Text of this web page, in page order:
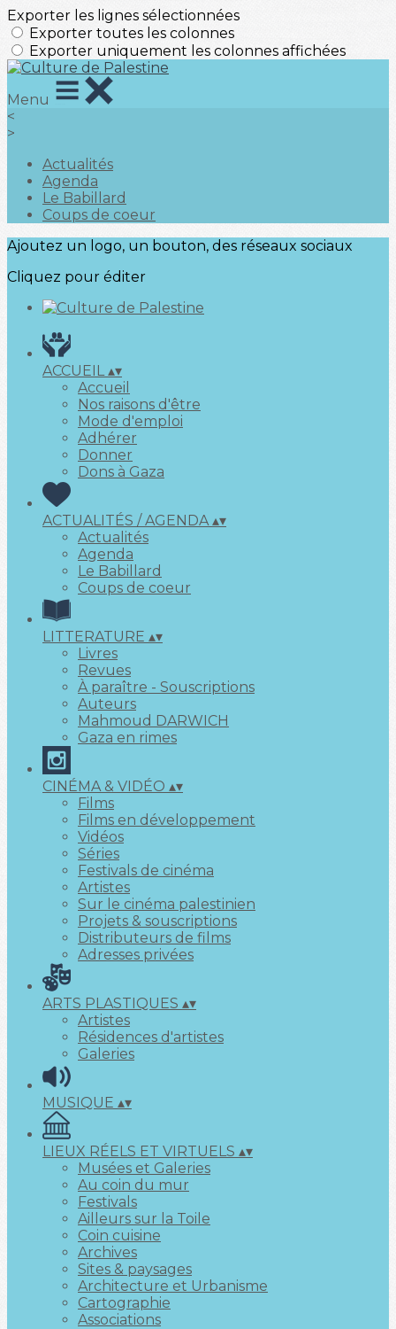
Exporter les lignes sélectionnées
Exporter toutes les colonnes
Exporter uniquement les colonnes affichées
Menu
<
>
Actualités
Agenda
Le Babillard
Coups de coeur
Ajoutez un logo, un bouton, des réseaux sociaux
Cliquez pour éditer
ACCUEIL▴▾
Accueil
Nos raisons d'être
Mode d'emploi
Adhérer
Donner
Dons à Gaza
ACTUALITÉS / AGENDA▴▾
Actualités
Agenda
Le Babillard
Coups de coeur
LITTERATURE ▴▾
Livres
Revues
À paraître - Souscriptions
Auteurs
Mahmoud DARWICH
Gaza en rimes
CINÉMA & VIDÉO ▴▾
Films
Films en développement
Vidéos
Séries
Festivals de cinéma
Artistes
Sur le cinéma palestinien
Projets & souscriptions
Distributeurs de films
Adresses privées
ARTS PLASTIQUES ▴▾
Artistes
Résidences d'artistes
Galeries
MUSIQUE ▴▾
LIEUX RÉELS ET VIRTUELS ▴▾
Musées et Galeries
Au coin du mur
Festivals
Ailleurs sur la Toile
Coin cuisine
Archives
Sites & paysages
Architecture et Urbanisme
Cartographie
Associations